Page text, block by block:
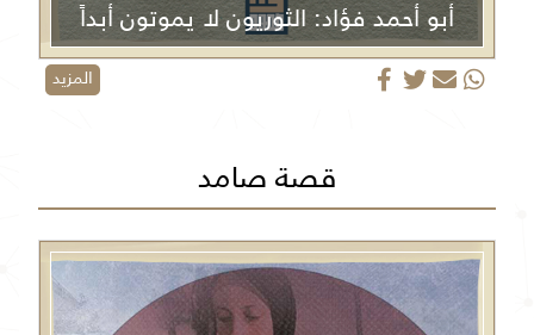
أبو أحمد فؤاد: الثوريون لا يموتون أبداً
المزيد
قصة صامد